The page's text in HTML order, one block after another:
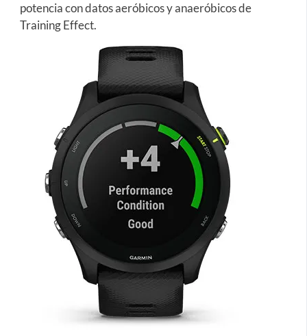
potencia con datos aeróbicos y anaeróbicos de
Training Effect.